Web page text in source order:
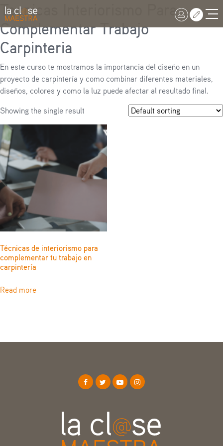
Tecnicas Interiorismo Para
Complementar Trabajo
Carpinteria
En este curso te mostramos la importancia del diseño en un
proyecto de carpintería y como combinar diferentes materiales,
diseños, colores y como la luz puede afectar al resultado final.
Showing the single result
Técnicas de interiorismo para
complementar tu trabajo en
carpintería
Read more